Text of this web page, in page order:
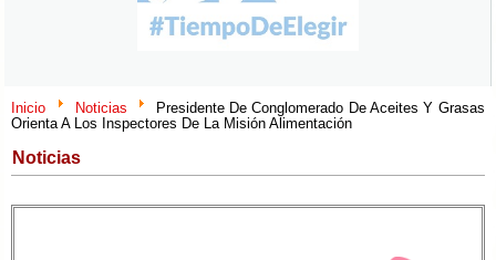
Inicio Noticias
Presidente De Conglomerado De Aceites Y Grasas
Orienta A Los Inspectores De La Misión Alimentación
Noticias